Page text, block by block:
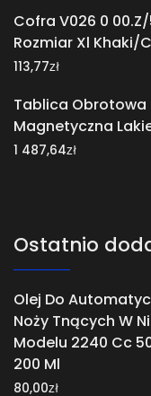
Cofra V026 0
Rozmiar Xl Khaki/
113,77zł
Tablica Obrotowa
Magnetyczna
1 487,64zł
Ostatnio
Olej Do
Noży Tnących W
Modelu 2240 Cc
200 Ml
80,00zł